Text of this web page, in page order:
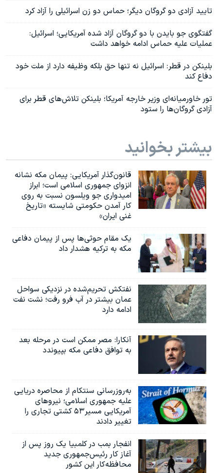
تایید آزادی دو گروگان دیگر؛ حماس دو زن اسرائیلی را آزاد کرد
گفتگوی جو بایدن با دو گروگان آزاد شده آمریکایی؛‌ اسرائیل:
عملیات علیه حماس ادامه خواهد داشت
بلینکن در قطر: اسرائیل نه تنها حق بلکه وظیفه دارد از ملت خود
دفاع کند
تور خاورمیانه‌ای وزیر خارجه آمریکا؛ بلینکن تلاش‌های قطر برای
آزادی گروگان‌ها را ستود
بیشتر بخوانید
قانون‌گذار آمریکایی: پیمان مکه نشانه
انزوای جمهوری اسلامی است؛ ابراز
امیدواری جو ویلسون نسبت به روی
کار آمدن حکومتی شایسته «تاریخ
غنی ایران»
یک مقام حوثی‌ها پس از پیمان دفاعی
مکه به ترکیه هشدار داد
نفتکش تحریم‌شده در نزدیکی سواحل
عمان بیشتر در آب فرو رفت؛ نشت نفت
ادامه دارد
آنکارا: مصر ممکن است در مرحله بعد
به توافق دفاعی مکه بپیوندد
به‌روزرسانی سنتکام از محاصره دریایی
علیه جمهوری اسلامی؛ نیروهای
آمریکایی مسیر۵۳ کشتی تجاری را
تغییر دادند
انفجار بمب‌‌ در کلمبیا یک روز پس از
آغاز کار رئیس‌جمهوری جدید
محافظه‌کار این کشور